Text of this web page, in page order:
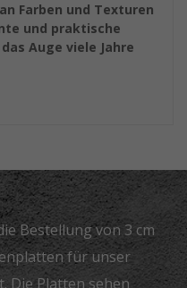
Farben und Texturen
und praktische
Auge viele Jahre
Bestellung von 3 cm
für unser
Die Platten sehen